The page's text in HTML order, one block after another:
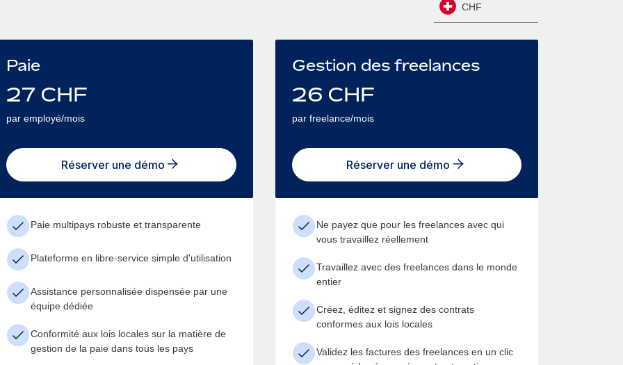
CHF
Paie
27 CHF
par employé/mois
Réserver une démo
Paie multipays robuste et transparente
Plateforme en libre-service simple d'utilisation
Assistance personnalisée dispensée par une
équipe dédiée
Conformité aux lois locales sur la matière de
gestion de la paie dans tous les pays
Gestion des freelances
26 CHF
par freelance/mois
Réserver une démo
Ne payez que pour les freelances avec qui
vous travaillez réellement
Travaillez avec des freelances dans le monde
entier
Créez, éditez et signez des contrats
conformes aux lois locales
Validez les factures des freelances en un clic